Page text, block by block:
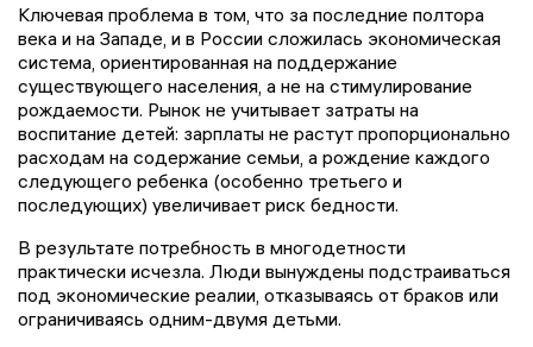
Ключевая проблема в том, что за последние полтора
века и на Западе, и в России сложилась экономическая
система, ориентированная на поддержание
существующего населения, а не на стимулирование
рождаемости. Рынок не учитывает затраты на
воспитание детей: зарплаты не растут пропорционально
расходам на содержание семьи, а рождение каждого
следующего ребенка (особенно третьего и
последующих) увеличивает риск бедности.
В результате потребность в многодетности
практически исчезла. Люди вынуждены подстраиваться
под экономические реалии, отказываясь от браков или
ограничиваясь одним-двумя детьми.